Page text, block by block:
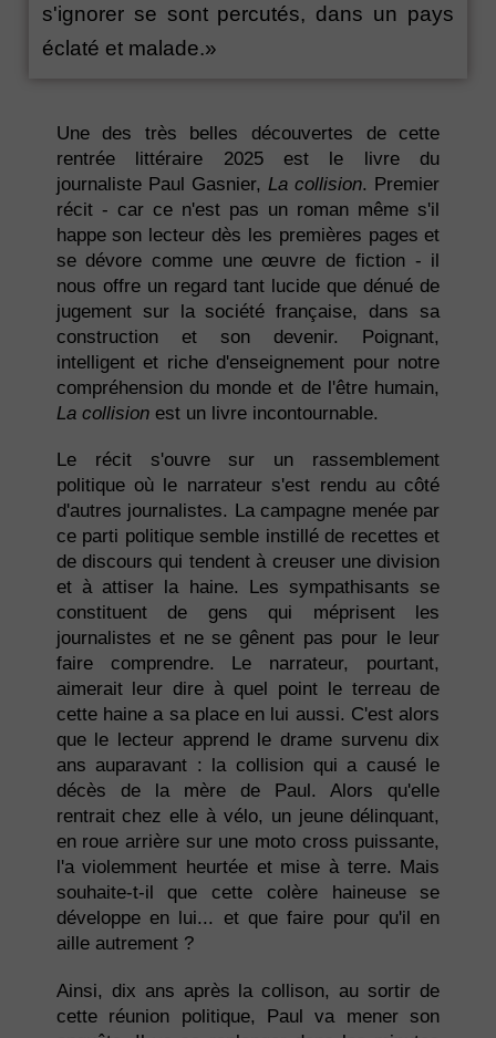
s'ignorer se sont percutés, dans un pays
éclaté et malade.»
Une des très belles découvertes de cette
rentrée littéraire 2025 est le livre du
journaliste Paul Gasnier,La collision. Premier
récit - car ce n'est pas un roman même s'il
happe son lecteur dès les premières pages et
se dévore comme une œuvre de fiction - il
nous offre un regard tant lucide que dénué de
jugement sur la société française, dans sa
construction et son devenir. Poignant,
intelligent et riche d'enseignement pour notre
compréhension du monde et de l'être humain,
La collisionest un livre incontournable.
Le récit s'ouvre sur un rassemblement
politique où le narrateur s'est rendu au côté
d'autres journalistes. La campagne menée par
ce parti politique semble instillé de recettes et
de discours qui tendent à creuser une division
et à attiser la haine. Les sympathisants se
constituent de gens qui méprisent les
journalistes et ne se gênent pas pour le leur
faire comprendre. Le narrateur, pourtant,
aimerait leur dire à quel point le terreau de
cette haine a sa place en lui aussi. C'est alors
que le lecteur apprend le drame survenu dix
ans auparavant : la collision qui a causé le
décès de la mère de Paul. Alors qu'elle
rentrait chez elle à vélo, un jeune délinquant,
en roue arrière sur une moto cross puissante,
l'a violemment heurtée et mise à terre. Mais
souhaite-t-il que cette colère haineuse se
développe en lui... et que faire pour qu'il en
aille autrement ?
Ainsi, dix ans après la collison, au sortir de
cette réunion politique, Paul va mener son